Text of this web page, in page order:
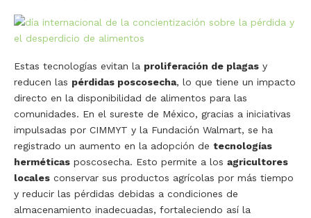
Estas tecnologías evitan la proliferación de plagas y
reducen las pérdidas poscosecha, lo que tiene un impacto
directo en la disponibilidad de alimentos para las
comunidades. En el sureste de México, gracias a iniciativas
impulsadas por CIMMYT y la Fundación Walmart, se ha
registrado un aumento en la adopción de tecnologías
herméticas poscosecha. Esto permite a los agricultores
locales conservar sus productos agrícolas por más tiempo
y reducir las pérdidas debidas a condiciones de
almacenamiento inadecuadas, fortaleciendo así la